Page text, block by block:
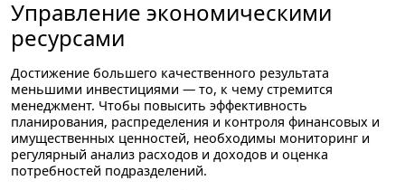
Управление экономическими
ресурсами
Достижение большего качественного результата
меньшими инвестициями — то, к чему стремится
менеджмент. Чтобы повысить эффективность
планирования, распределения и контроля финансовых и
имущественных ценностей, необходимы мониторинг и
регулярный анализ расходов и доходов и оценка
потребностей подразделений.